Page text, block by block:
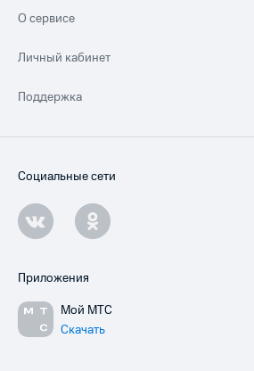
О сервисе
Личный кабинет
Поддержка
Социальные сети
Приложения
Мой МТС
Скачать